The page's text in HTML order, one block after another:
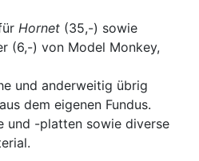
Hornet (35,-) sowie
(6,-) von Model Monkey,
und anderweitig übrig
dem eigenen Fundus.
und -platten sowie diverse